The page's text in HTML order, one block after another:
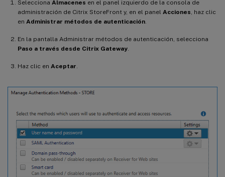
Selecciona Almacenes en el panel izquierdo de la consola de
administración de Citrix StoreFront y, en el panel Acciones, haz clic
en Administrar métodos de autenticación.
En la pantalla Administrar métodos de autenticación, selecciona
Paso a través desde Citrix Gateway.
Haz clic en Aceptar.